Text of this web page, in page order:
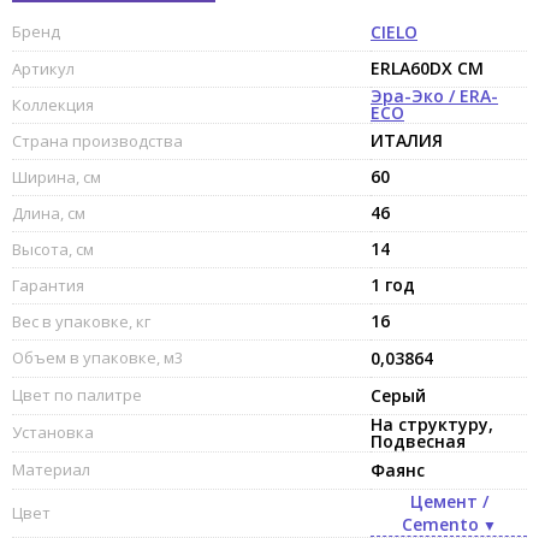
Бренд CIELO
Артикул ERLA60DX CM
Коллекция Эра-Эко / ERA-
ECO
Страна производства ИТАЛИЯ
Ширина, см 60
Длина, см 46
Высота, см 14
Гарантия 1 год
Вес в упаковке, кг 16
Объем в упаковке, м3 0,03864
Цвет по палитре Серый
Установка На структуру,
Подвесная
Материал Фаянс
Цвет
Цемент /
Cemento